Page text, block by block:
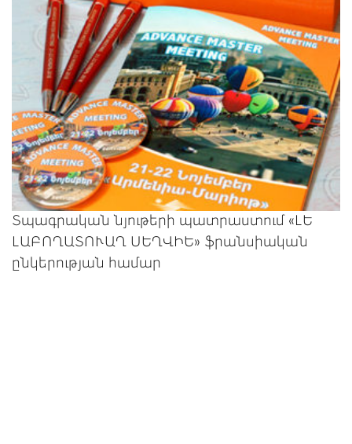
Տպագրական նյութերի պատրաստում «ԼԵ
ԼԱԲՈՂԱՏՈՒԱՂ ՍԵՂՎԻԵ» ֆրանսիական
ընկերության համար